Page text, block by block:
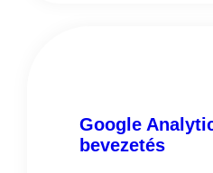
Google
bevezetés